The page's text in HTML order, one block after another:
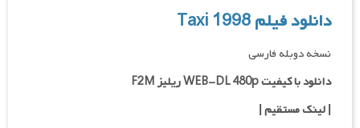
دانلود فیلم Taxi 1998
نسخه دوبله فارسی
دانلود با کیفیت WEB-DL 480p ریلیز F2M
|لینک مستقیم|